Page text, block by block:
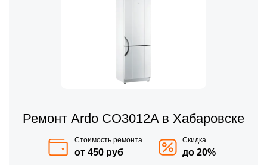
Ремонт Ardo CO3012A в Хабаровске
Стоимость ремонта
от 450 руб
Скидка
до 20%